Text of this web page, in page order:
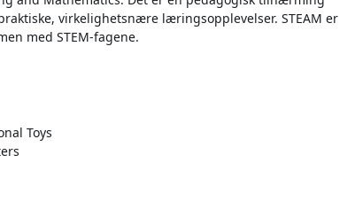
virkelighetsnære læringsopplevelser. STEAM er
med STEM-fagene.
Toys